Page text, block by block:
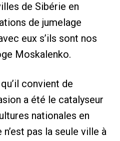
de Sibérie en
de jumelage
eux s’ils sont nos
Moskalenko.
convient de
a été le catalyseur
nationales en
pas la seule ville à